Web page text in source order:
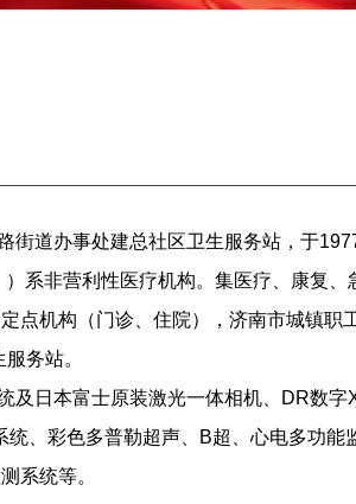
道办事处建总社区卫生服务站，于
系非营利性医疗机构。集医疗、康复、
点机构（门诊、住院），济南市城镇职
服务站。
日本富士原装激光一体相机、DR数字
、彩色多普勒超声、B超、心电多功能
系统等。